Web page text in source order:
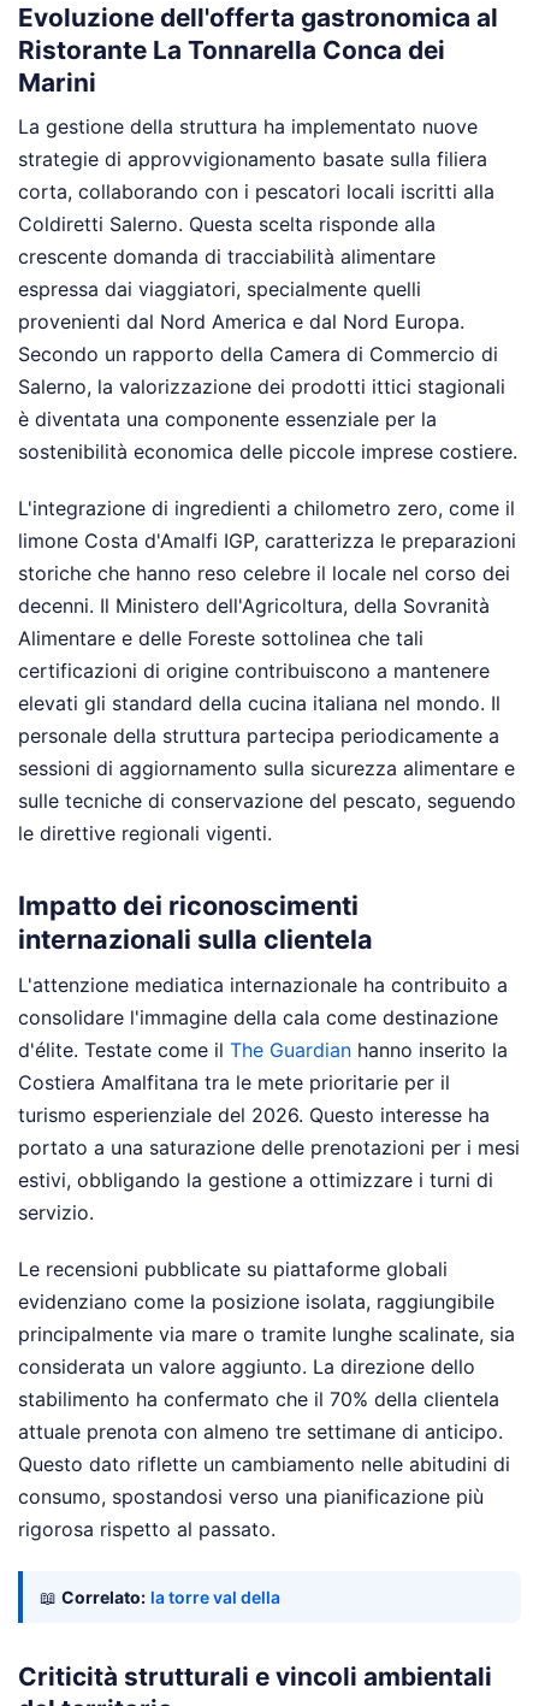
Evoluzione dell'offerta gastronomica al
Ristorante La Tonnarella Conca dei
Marini
La gestione della struttura ha implementato nuove
strategie di approvvigionamento basate sulla filiera
corta, collaborando con i pescatori locali iscritti alla
Coldiretti Salerno. Questa scelta risponde alla
crescente domanda di tracciabilità alimentare
espressa dai viaggiatori, specialmente quelli
provenienti dal Nord America e dal Nord Europa.
Secondo un rapporto della Camera di Commercio di
Salerno, la valorizzazione dei prodotti ittici stagionali
è diventata una componente essenziale per la
sostenibilità economica delle piccole imprese costiere.
L'integrazione di ingredienti a chilometro zero, come il
limone Costa d'Amalfi IGP, caratterizza le preparazioni
storiche che hanno reso celebre il locale nel corso dei
decenni. Il Ministero dell'Agricoltura, della Sovranità
Alimentare e delle Foreste sottolinea che tali
certificazioni di origine contribuiscono a mantenere
elevati gli standard della cucina italiana nel mondo. Il
personale della struttura partecipa periodicamente a
sessioni di aggiornamento sulla sicurezza alimentare e
sulle tecniche di conservazione del pescato, seguendo
le direttive regionali vigenti.
Impatto dei riconoscimenti
internazionali sulla clientela
L'attenzione mediatica internazionale ha contribuito a
consolidare l'immagine della cala come destinazione
d'élite. Testate come il The Guardian hanno inserito la
Costiera Amalfitana tra le mete prioritarie per il
turismo esperienziale del 2026. Questo interesse ha
portato a una saturazione delle prenotazioni per i mesi
estivi, obbligando la gestione a ottimizzare i turni di
servizio.
Le recensioni pubblicate su piattaforme globali
evidenziano come la posizione isolata, raggiungibile
principalmente via mare o tramite lunghe scalinate, sia
considerata un valore aggiunto. La direzione dello
stabilimento ha confermato che il 70% della clientela
attuale prenota con almeno tre settimane di anticipo.
Questo dato riflette un cambiamento nelle abitudini di
consumo, spostandosi verso una pianificazione più
rigorosa rispetto al passato.
📖 Correlato: la torre val della
Criticità strutturali e vincoli ambientali